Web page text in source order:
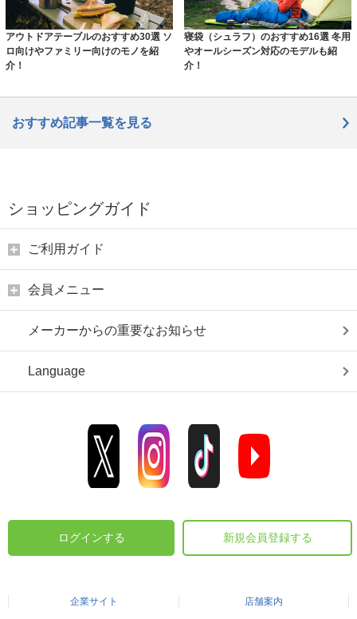
アウトドアテーブルのおすすめ30選 ソ
ロ向けやファミリー向けのモノを紹
介！
寝袋（シュラフ）のおすすめ16選 冬用
やオールシーズン対応のモデルも紹
介！
おすすめ記事一覧を見る
ショッピングガイド
ご利用ガイド
会員メニュー
メーカーからの重要なお知らせ
Language
ログインする 新規会員登録する
企業サイト 店舗案内